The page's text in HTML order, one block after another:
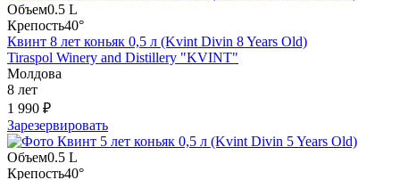
Объем0.5 L
Крепость40°
Квинт 8 лет коньяк 0,5 л (Kvint Divin 8 Years Old)
Tiraspol Winery and Distillery "KVINT"
Молдова
8 лет
1 990 ₽
Зарезервировать
Объем0.5 L
Крепость40°